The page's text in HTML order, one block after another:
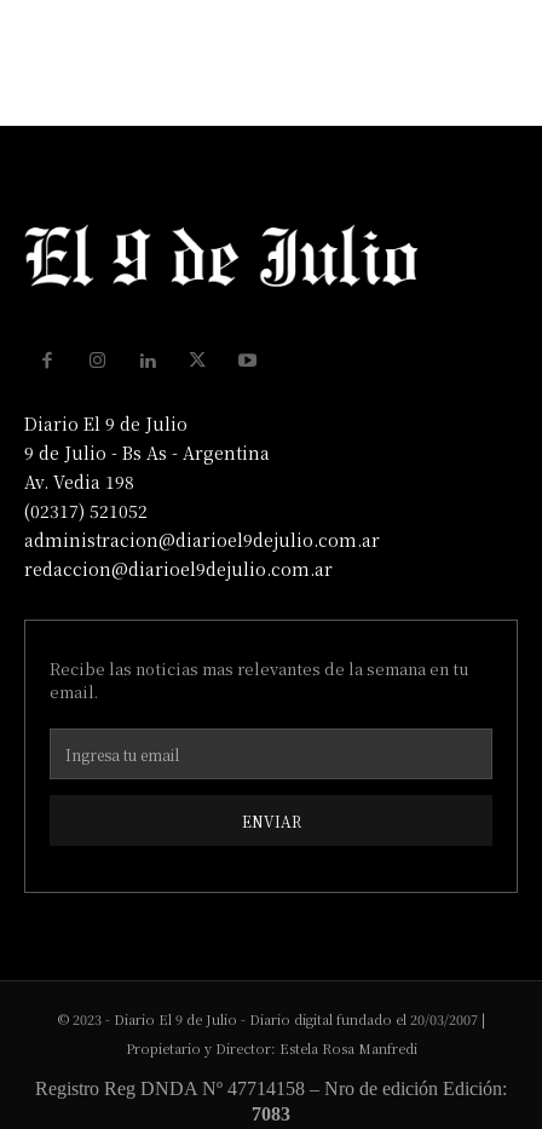
Diario El 9 de Julio
9 de Julio - Bs As - Argentina
Av. Vedia 198
(02317) 521052
administracion@diarioel9dejulio.com.ar
redaccion@diarioel9dejulio.com.ar
Recibe las noticias mas relevantes de la semana en tu
email.
ENVIAR
© 2023 - Diario El 9 de Julio - Diario digital fundado el 20/03/2007 |
Propietario y Director: Estela Rosa Manfredi
Registro Reg DNDA Nº 47714158 – Nro de edición Edición:
7083